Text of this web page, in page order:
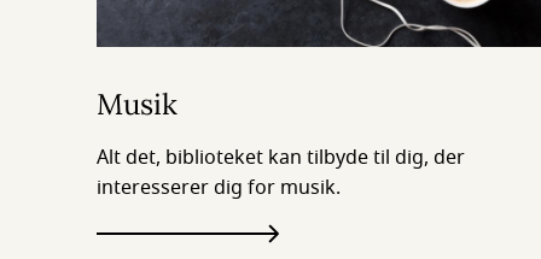
Musik
Alt det, biblioteket kan tilbyde til dig, der
interesserer dig for musik.